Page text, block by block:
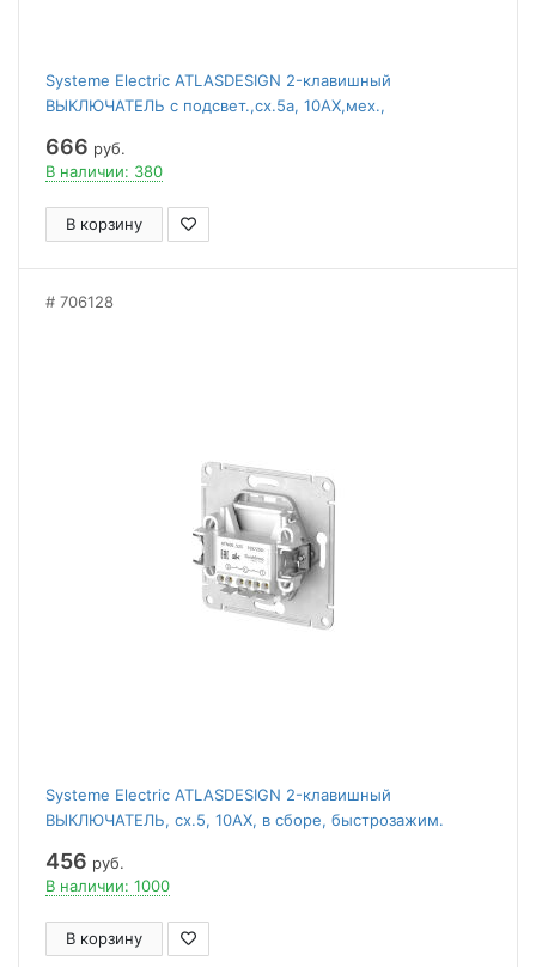
Systeme Electric ATLASDESIGN 2-клавишный
ВЫКЛЮЧАТЕЛЬ с подсвет.,сх.5а, 10АХ,мех.,
666 руб.
В наличии: 380
В корзину
706128
Systeme Electric ATLASDESIGN 2-клавишный
ВЫКЛЮЧАТЕЛЬ, сх.5, 10АХ, в сборе, быстрозажим.
456 руб.
В наличии: 1000
В корзину